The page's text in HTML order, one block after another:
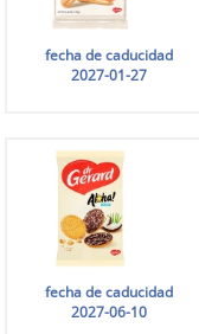
fecha de caducidad
2027-01-27
fecha de caducidad
2027-06-10